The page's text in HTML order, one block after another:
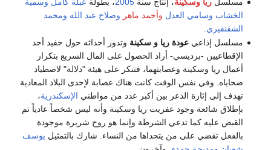
الخشاب وسامي العدل وأحمد ماهر وصلاح عبد الله ومحمد
الشقنقيري
مسلسل إذاعيعودة ريا و سكينة وتدور أحداثه حول حفيد أحد
الإقطاعيين -برديسي- أراد الحصول على المال السريع بتكرار
أعمال ريا وسكينة وعصابتهما، فتنكر على هيئة "دلالة" لاصطياد
ضحاياه. وفي نفس الوقت كانت هناك عصابة لإحدى البلاد المعادية
تهدف إلى إثارة الذعر بين أكبر عدد من مواطني الإسكندرية،
بإطلاق شائعة وجود عفريت ريا وسكينة وأنه ليس شخصاً عادياً تم
القبض عليه كما تدعي الشرطة وإنما هو روح شريرة موجودة
بالفعل تقضي على من يتحداها من النساء. شارك بالتمثيل يوسف